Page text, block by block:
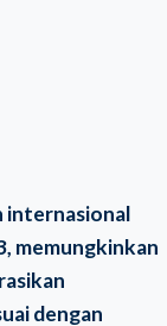
internasional
memungkinkan
dengan